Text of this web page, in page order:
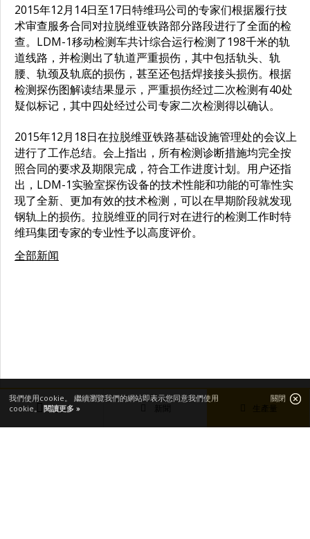
2015年12月14日至17日特维玛公司的专家们根据履行技
术审查服务合同对拉脱维亚铁路部分路段进行了全面的检
查。LDM-1移动检测车共计综合运行检测了198千米的轨
道线路，并检测出了轨道严重损伤，其中包括轨头、轨
腰、轨颈及轨底的损伤，甚至还包括焊接接头损伤。根据
检测探伤图解读结果显示，严重损伤经过二次检测有40处
疑似标记，其中四处经过公司专家二次检测得以确认。
2015年12月18日在拉脱维亚铁路基础设施管理处的会议上
进行了工作总结。会上指出，所有检测诊断措施均完全按
照合同的要求及期限完成，符合工作进度计划。用户还指
出，LDM-1实验室探伤设备的技术性能和功能的可靠性实
现了全新、更加有效的技术检测，可以在早期阶段就发现
钢轨上的损伤。拉脱维亚的同行对在进行的检测工作时特
维玛集团专家的专业性予以高度评价。
全部新闻
我們使用cookie。 繼續瀏覽我們的網站即表示您同意我們使用
cookie。閱讀更多 »
關閉
主要 生產量